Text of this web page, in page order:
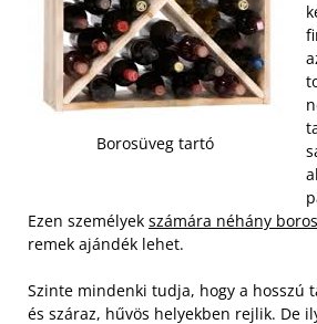
Borosüveg tartó
Ezen személyek számára néhány
remek ajándék lehet.
Szinte mindenki tudja, hogy a hosszú
és száraz, hűvös helyekben rejlik. De